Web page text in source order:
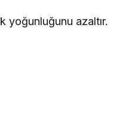
yoğunluğunu azaltır.